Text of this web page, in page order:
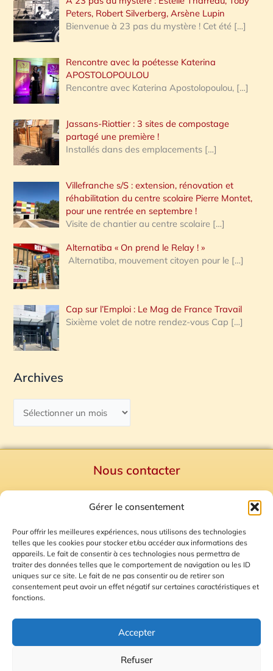
Gérer le consentement
Pour offrir les meilleures expériences, nous utilisons des technologies
telles que les cookies pour stocker et/ou accéder aux informations des
appareils. Le fait de consentir à ces technologies nous permettra de
traiter des données telles que le comportement de navigation ou les ID
uniques sur ce site. Le fait de ne pas consentir ou de retirer son
consentement peut avoir un effet négatif sur certaines caractéristiques et
fonctions.
Accepter
Refuser
Peters, Robert Silverberg, Arsène Lupin
Bienvenue à 23 pas du mystère ! Cet été […]
Rencontre avec la poétesse Katerina
APOSTOLOPOULOU
Rencontre avec Katerina Apostolopoulou, […]
Jassans-Riottier : 3 sites de compostage
partagé une première !
Installés dans des emplacements […]
Villefranche s/S : extension, rénovation et
réhabilitation du centre scolaire Pierre Montet,
pour une rentrée en septembre !
Visite de chantier au centre scolaire […]
Alternatiba « On prend le Relay ! »
Alternatiba, mouvement citoyen pour le […]
Cap sur l’Emploi : Le Mag de France Travail
Sixième volet de notre rendez-vous Cap […]
Archives
Nous contacter
Mentions Légales
Plan du site
Gestion des Cookies